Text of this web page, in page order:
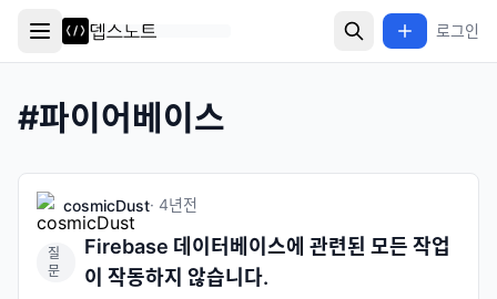
로그인
#파이어베이스
cosmicDust· 4년전
질
문
Firebase 데이터베이스에 관련된 모든 작업
이 작동하지 않습니다.